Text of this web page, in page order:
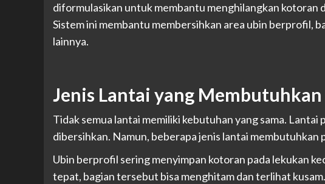
diformulasikan untuk membantu menghilangkan kotoran
Sistem ini membantu membersihkan area ubin berprofil,
lainnya.
Jenis Lantai yang
Tidak semua lantai memiliki kebutuhan yang sama. Lantai
dibersihkan. Namun, beberapa jenis lantai membutuhkan
Ubin berprofil sering menyimpan kotoran pada lekukan
tepat, bagian tersebut bisa menghitam dan terlihat